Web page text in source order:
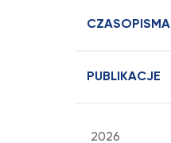
CZASOPISMA
PUBLIKACJE
2026